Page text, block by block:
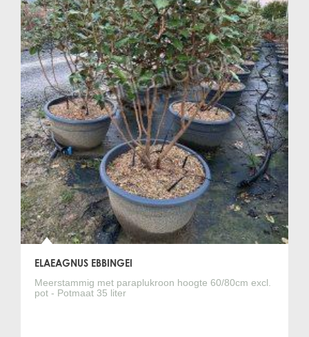
ELAEAGNUS EBBINGEI
Meerstammig met paraplukroon hoogte 60/80cm excl.
pot - Potmaat 35 liter